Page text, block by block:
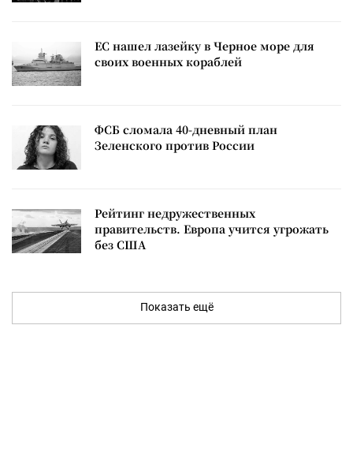
ЕС нашел лазейку в Черное море для
своих военных кораблей
ФСБ сломала 40-дневный план
Зеленского против России
Рейтинг недружественных
правительств. Европа учится угрожать
без США
Показать ещё